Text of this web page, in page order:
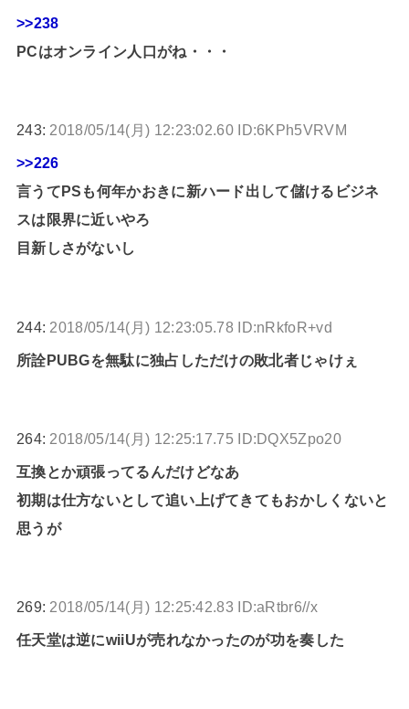
>>238
PCはオンライン人口がね・・・
243: 2018/05/14(月) 12:23:02.60 ID:6KPh5VRVM
>>226
言うてPSも何年かおきに新ハード出して儲けるビジネ
スは限界に近いやろ
目新しさがないし
244: 2018/05/14(月) 12:23:05.78 ID:nRkfoR+vd
所詮PUBGを無駄に独占しただけの敗北者じゃけぇ
264: 2018/05/14(月) 12:25:17.75 ID:DQX5Zpo20
互換とか頑張ってるんだけどなあ
初期は仕方ないとして追い上げてきてもおかしくないと
思うが
269: 2018/05/14(月) 12:25:42.83 ID:aRtbr6//x
任天堂は逆にwiiUが売れなかったのが功を奏した